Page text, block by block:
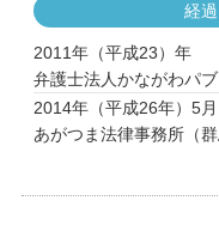
経過
2011年（平成23）年
弁護士法人かながわパ
2014年（平成26年）5月
あがつま法律事務所（